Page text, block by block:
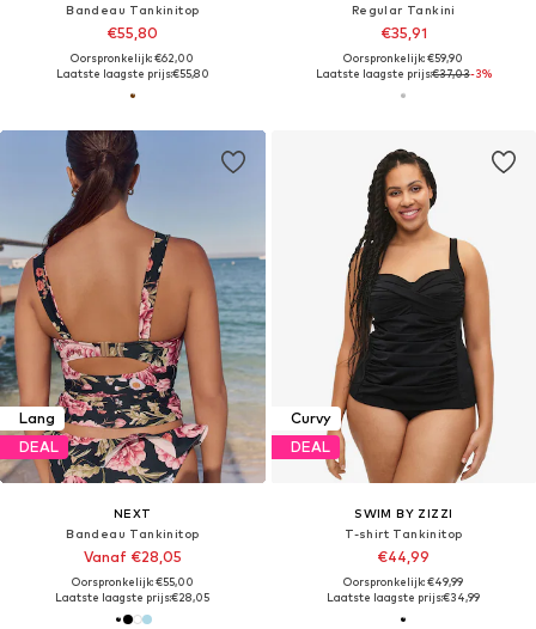
Bandeau Tankinitop
€55,80
Oorspronkelijk: €62,00
Laatste laagste prijs:€55,80
Regular Tankini
€35,91
Oorspronkelijk: €59,90
Laatste laagste prijs:€37,03-3%
Lang
DEAL
NEXT
Bandeau Tankinitop
Vanaf €28,05
Oorspronkelijk: €55,00
Laatste laagste prijs:€28,05
Curvy
DEAL
SWIM BY ZIZZI
T-shirt Tankinitop
€44,99
Oorspronkelijk: €49,99
Laatste laagste prijs:€34,99